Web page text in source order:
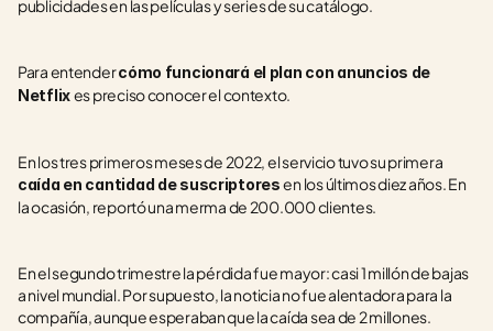
publicidades en las películas y series de su catálogo.
Para entender cómo funcionará el plan con anuncios de
Netflix es preciso conocer el contexto.
caída en cantidad de suscriptores en los últimos diez años. En
la ocasión, reportó una merma de 200.000 clientes.
En el segundo trimestre la pérdida fue mayor: casi 1 millón de bajas
a nivel mundial. Por supuesto, la noticia no fue alentadora para la
compañía, aunque esperaban que la caída sea de 2 millones.